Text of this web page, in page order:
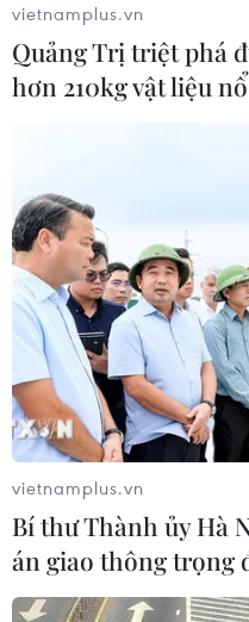
TIN CÙNG
EU triển khai mạng vệ
củng cố chủ quyền số
08/08/2026 04:15
Trung Quốc: E-Town
hướng tới trở thành
toàn cầu năm 2030
08/08/2026 02:11
vietnamplus.vn
Quảng Trị triệt phá
hơn 210kg vật liệu nổ
vietnamplus.vn
Bí thư Thành ủy Hà
án giao thông trọng